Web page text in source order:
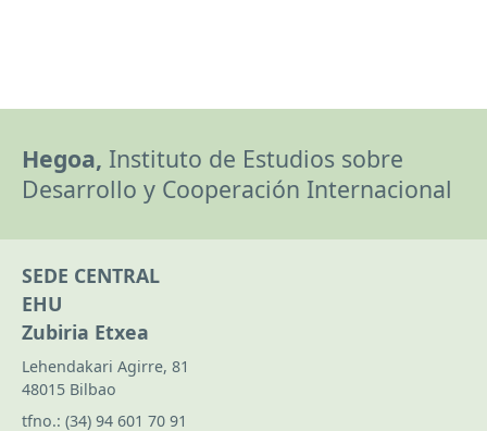
Hegoa, Instituto de Estudios sobre
Desarrollo y Cooperación Internacional
SEDE CENTRAL
EHU
Zubiria Etxea
Lehendakari Agirre, 81
48015 Bilbao
tfno.: (34) 94 601 70 91